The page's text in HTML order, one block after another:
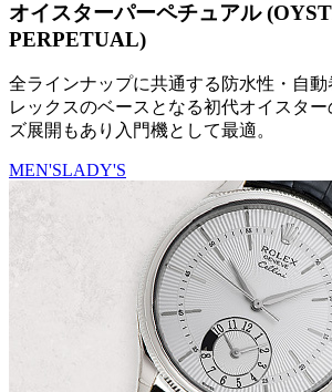
オイスターパーペチュアル
PERPETUAL)
全ラインナップに共通する防水性・自動
レックスのベースとなる初代オイスタ
ズ展開もあり入門機として最適。
MEN'SLADY'S